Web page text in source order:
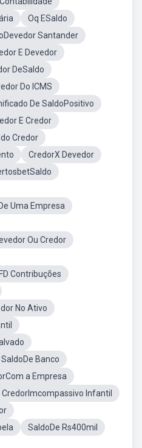
Oq ESaldo
Santander
E Devedor
DeSaldo
Do ICMS
De SaldoPositivo
E Credor
Credor
CredorX Devedor
Uma Empresa
Ou Credor
Contribuções
No Ativo
SaldoDe Banco
a Empresa
CredorImcompassivo Infantil
SaldoDe Rs400mil